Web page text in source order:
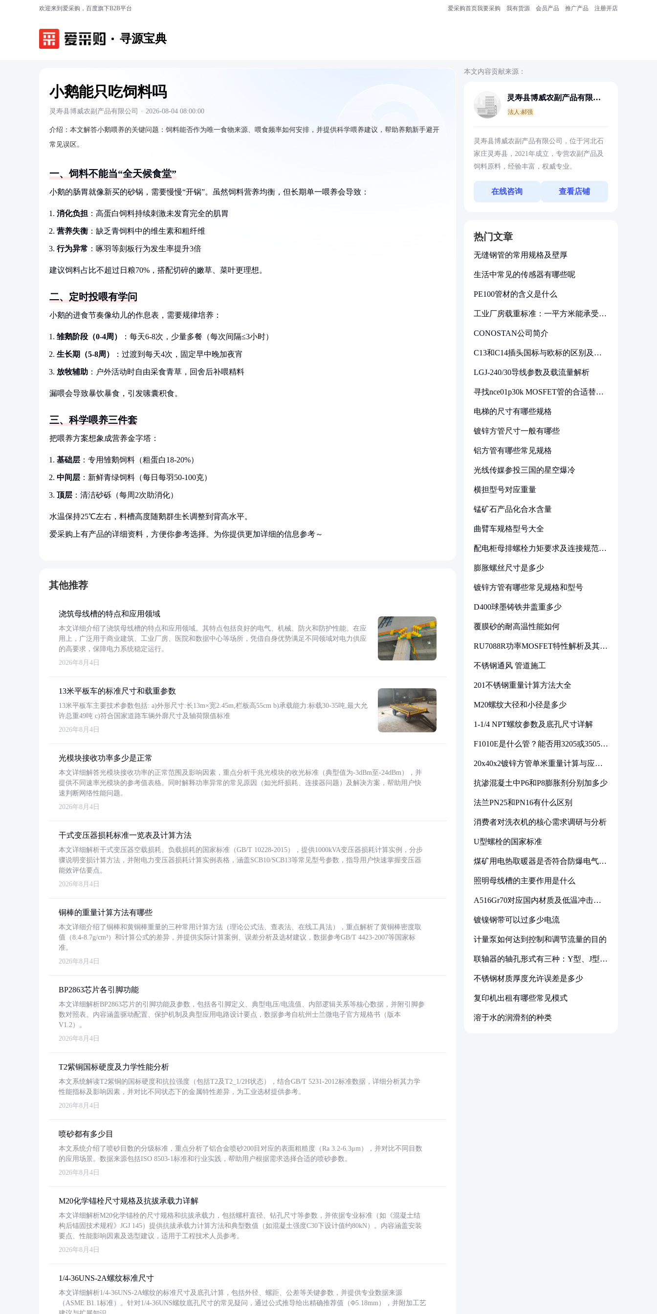
欢迎来到爱采购，百度旗下B2B平台 爱采购首页我要采购 我有货源 会员产品 推广产品 注册开店
寻源宝典
小鹅能只吃饲料吗
灵寿县博威农副产品有限公司 · 2026-08-04 08:00:00
介绍： 本文解答小鹅喂养的关键问题：饲料能否作为唯一食物来源、喂食频率如何安排，并提供科学喂养建议，帮助养鹅新手避开
常见误区。
一、饲料不能当“全天候食堂”
小鹅的肠胃就像新买的砂锅，需要慢慢“开锅”。虽然饲料营养均衡，但长期单一喂养会导致：
消化负担 ：高蛋白饲料持续刺激未发育完全的肌胃
营养失衡 ：缺乏青饲料中的维生素和粗纤维
行为异常 ：啄羽等刻板行为发生率提升3倍
建议饲料占比不超过日粮70%，搭配切碎的嫩草、菜叶更理想。
二、定时投喂有学问
小鹅的进食节奏像幼儿的作息表，需要规律培养：
雏鹅阶段（0-4周） ：每天6-8次，少量多餐（每次间隔≤3小时）
生长期（5-8周） ：过渡到每天4次，固定早中晚加夜宵
放牧辅助 ：户外活动时自由采食青草，回舍后补喂精料
漏喂会导致暴饮暴食，引发嗉囊积食。
三、科学喂养三件套
把喂养方案想象成营养金字塔：
基础层 ：专用雏鹅饲料（粗蛋白18-20%）
中间层 ：新鲜青绿饲料（每日每羽50-100克）
顶层 ：清洁砂砾（每周2次助消化）
水温保持25℃左右，料槽高度随鹅群生长调整到背高水平。
爱采购上有产品的详细资料，方便你参考选择。为你提供更加详细的信息参考～
其他推荐
浇筑母线槽的特点和应用领域
本文详细介绍了浇筑母线槽的特点和应用领域。其特点包括良好的电气、机械、防火和防护性能。在应
用上，广泛用于商业建筑、工业厂房、医院和数据中心等场所，凭借自身优势满足不同领域对电力供应
的高要求，保障电力系统稳定运行。
2026年8月4日
13米平板车的标准尺寸和载重参数
13米平板车主要技术参数包括: a)外形尺寸:长13m×宽2.45m,栏板高55cm b)承载能力:标载30-35吨,最大允
许总重49吨 c)符合国家道路车辆外廓尺寸及轴荷限值标准
2026年8月4日
光模块接收功率多少是正常
本文详细解答光模块接收功率的正常范围及影响因素，重点分析千兆光模块的收光标准（典型值为-3dBm至-24dBm），并
提供不同速率光模块的参考值表格。同时解释功率异常的常见原因（如光纤损耗、连接器问题）及解决方案，帮助用户快
速判断网络性能问题。
2026年8月4日
干式变压器损耗标准一览表及计算方法
本文详细解析干式变压器空载损耗、负载损耗的国家标准（GB/T 10228-2015），提供1000kVA变压器损耗计算实例，分步
骤说明变损计算方法，并附电力变压器损耗计算实例表格，涵盖SCB10/SCB13等常见型号参数，指导用户快速掌握变压器
能效评估要点。
2026年8月4日
铜棒的重量计算方法有哪些
本文详细介绍了铜棒和黄铜棒重量的三种常用计算方法（理论公式法、查表法、在线工具法），重点解析了黄铜棒密度取
值（8.4-8.7g/cm³）和计算公式的差异，并提供实际计算案例、误差分析及选材建议，数据参考GB/T 4423-2007等国家标
准。
2026年8月4日
BP2863芯片各引脚功能
本文详细解析BP2863芯片的引脚功能及参数，包括各引脚定义、典型电压/电流值、内部逻辑关系等核心数据，并附引脚参
数对照表。内容涵盖驱动配置、保护机制及典型应用电路设计要点，数据参考自杭州士兰微电子官方规格书（版本
V1.2）。
2026年8月4日
T2紫铜国标硬度及力学性能分析
本文系统解读T2紫铜的国标硬度和抗拉强度（包括T2及T2_1/2H状态），结合GB/T 5231-2012标准数据，详细分析其力学
性能指标及影响因素，并对比不同状态下的金属特性差异，为工业选材提供参考。
2026年8月4日
喷砂都有多少目
本文系统介绍了喷砂目数的分级标准，重点分析了铝合金喷砂200目对应的表面粗糙度（Ra 3.2-6.3μm），并对比不同目数
的应用场景。数据来源包括ISO 8503-1标准和行业实践，帮助用户根据需求选择合适的喷砂参数。
2026年8月4日
M20化学锚栓尺寸规格及抗拔承载力详解
本文详细解析M20化学锚栓的尺寸规格和抗拔承载力，包括螺杆直径、钻孔尺寸等参数，并依据专业标准（如《混凝土结
构后锚固技术规程》JGJ 145）提供抗拔承载力计算方法和典型数值（如混凝土强度C30下设计值约80kN）。内容涵盖安装
要点、性能影响因素及选型建议，适用于工程技术人员参考。
2026年8月4日
1/4-36UNS-2A螺纹标准尺寸
本文详细解析1/4-36UNS-2A螺纹的标准尺寸及底孔计算，包括外径、螺距、公差等关键参数，并提供专业数据来源
（ASME B1.1标准）。针对1/4-36UNS螺纹底孔尺寸的常见疑问，通过公式推导给出精确推荐值（Φ5.18mm），并附加工艺
本文内容贡献来源：
灵寿县博威农副产品有限公
法人:郝强
灵寿县博威农副产品有限公司，位于河北石
家庄灵寿县，2021年成立，专营农副产品及
饲料原料，经验丰富，权威专业。
在线咨询 查看店铺
热门文章
无缝钢管的常用规格及壁厚
生活中常见的传感器有哪些呢
PE100管材的含义是什么
工业厂房载重标准：一平方米能承受多
CONOSTAN公司简介
C13和C14插头国标与欧标的区别及其
LGJ-240/30导线参数及载流量解析
寻找nce01p30k MOSFET管的合适替代
电梯的尺寸有哪些规格
镀锌方管尺寸一般有哪些
铝方管有哪些常见规格
光线传媒参投三国的星空爆冷
横担型号对应重量
锰矿石产品化合水含量
曲臂车规格型号大全
配电柜母排螺栓力矩要求及连接规范详
膨胀螺丝尺寸是多少
镀锌方管有哪些常见规格和型号
D400球墨铸铁井盖重多少
覆膜砂的耐高温性能如何
RU7088R功率MOSFET特性解析及其在
不锈钢通风 管道施工
201不锈钢重量计算方法大全
M20螺纹大径和小径是多少
1-1/4 NPT螺纹参数及底孔尺寸详解
F1010E是什么管？能否用3205或3505代
20x40x2镀锌方管单米重量计算与应用
抗渗混凝土中P6和P8膨胀剂分别加多少
法兰PN25和PN16有什么区别
消费者对洗衣机的核心需求调研与分析
U型螺栓的国家标准
煤矿用电热取暖器是否符合防爆电气设
照明母线槽的主要作用是什么
A516Gr70对应国内材质及低温冲击要
镀镍钢带可以过多少电流
计量泵如何达到控制和调节流量的目的
联轴器的轴孔形式有三种：Y型、J型、
不锈钢材质厚度允许误差是多少
复印机出租有哪些常见模式
溶于水的润滑剂的种类